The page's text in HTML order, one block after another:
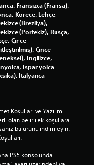
Fransızca (Fransa),
Korece, Lehçe,
(Brezilya),
(Portekiz), Rusça,
Çince
Çince
İngilizce,
İspanyolca
İtalyanca
Koşulları ve Yazılım
olan belirli ek koşullara
bu ürünü indirmeyin.
PS5 konsolunda